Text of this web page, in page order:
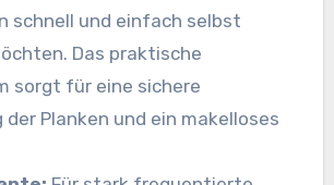
schnell und einfach selbst
Das praktische
sorgt für eine sichere
der Planken und ein makelloses